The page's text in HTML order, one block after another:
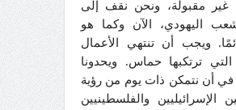
غير مقبولة، ونحن نقف إلى
اليهودي، الآن وكما هو
ويجب أن تنتهي الأعمال
التي ترتكبها حماس. ويحدونا
في أن نتمكن ذات يوم من رؤية
الإسرائيليين والفلسطينيين